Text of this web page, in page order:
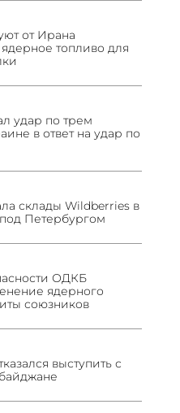
от Ирана
топливо для
удар по трем
в ответ на удар по
склады Wildberries в
Петербургом
ОДКБ
ядерного
союзников
выступить с